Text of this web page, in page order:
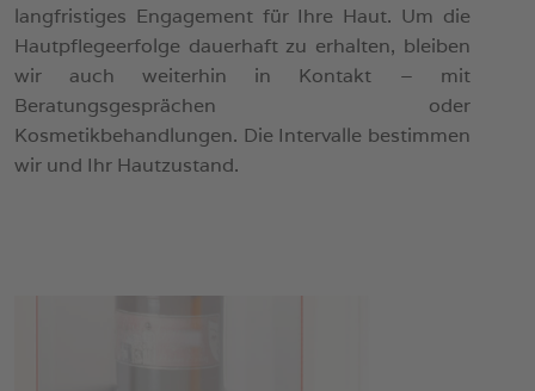
langfristiges Engagement für Ihre Haut. Um die
Hautpflegeerfolge dauerhaft zu erhalten, bleiben
wir auch weiterhin in Kontakt – mit
Beratungsgesprächen oder
Kosmetikbehandlungen. Die Intervalle bestimmen
wir und Ihr Hautzustand.